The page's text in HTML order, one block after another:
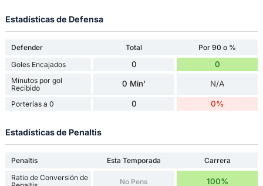
Estadísticas de Defensa
Defender Total
Por 90 o %
Goles Encajados
0 0
Minutos por gol
Recibido
0 Min' N/A
Porterías a 0 0 0%
Estadísticas de Penaltis
Penaltis Esta Temporada
Carrera
Ratio de Conversión de
No Pens 100%